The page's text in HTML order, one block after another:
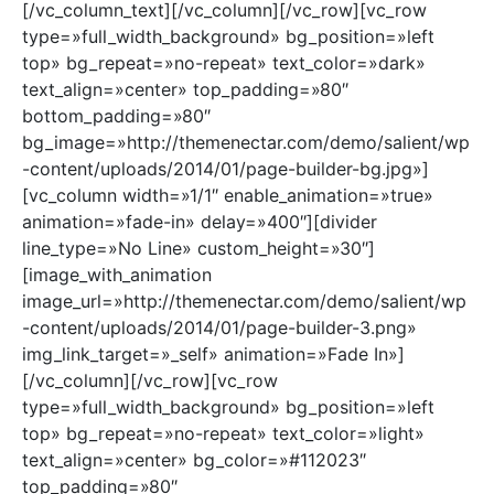
[/vc_column_text][/vc_column][/vc_row][vc_row
type=»full_width_background» bg_position=»left
top» bg_repeat=»no-repeat» text_color=»dark»
text_align=»center» top_padding=»80″
bottom_padding=»80″
bg_image=»http://themenectar.com/demo/salient/wp
-content/uploads/2014/01/page-builder-bg.jpg»]
[vc_column width=»1/1″ enable_animation=»true»
animation=»fade-in» delay=»400″][divider
line_type=»No Line» custom_height=»30″]
[image_with_animation
image_url=»http://themenectar.com/demo/salient/wp
-content/uploads/2014/01/page-builder-3.png»
img_link_target=»_self» animation=»Fade In»]
[/vc_column][/vc_row][vc_row
type=»full_width_background» bg_position=»left
top» bg_repeat=»no-repeat» text_color=»light»
text_align=»center» bg_color=»#112023″
top_padding=»80″